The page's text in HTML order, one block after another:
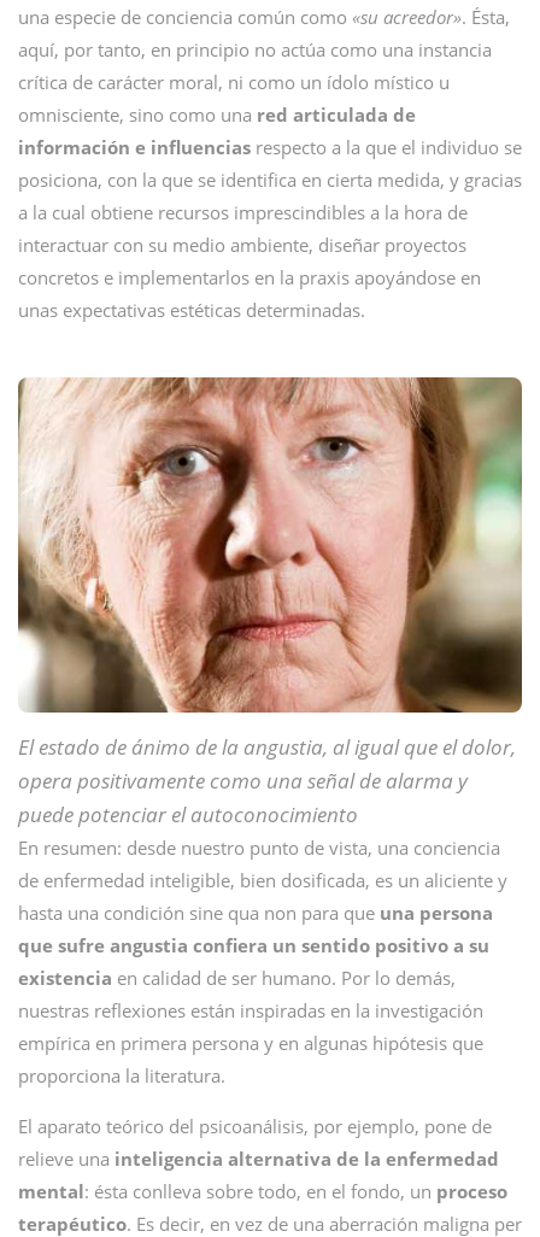
una especie de conciencia común como «su acreedor». Ésta,
aquí, por tanto, en principio no actúa como una instancia
crítica de carácter moral, ni como un ídolo místico u
omnisciente, sino como una red articulada de
información e influencias respecto a la que el individuo se
posiciona, con la que se identifica en cierta medida, y gracias
a la cual obtiene recursos imprescindibles a la hora de
interactuar con su medio ambiente, diseñar proyectos
concretos e implementarlos en la praxis apoyándose en
unas expectativas estéticas determinadas.
El estado de ánimo de la angustia, al igual que el dolor,
opera positivamente como una señal de alarma y
puede potenciar el autoconocimiento
En resumen: desde nuestro punto de vista, una conciencia
de enfermedad inteligible, bien dosificada, es un aliciente y
hasta una condición sine qua non para que una persona
que sufre angustia confiera un sentido positivo a su
existencia en calidad de ser humano. Por lo demás,
nuestras reflexiones están inspiradas en la investigación
empírica en primera persona y en algunas hipótesis que
proporciona la literatura.
El aparato teórico del psicoanálisis, por ejemplo, pone de
relieve una inteligencia alternativa de la enfermedad
mental: ésta conlleva sobre todo, en el fondo, un proceso
terapéutico. Es decir, en vez de una aberración maligna per